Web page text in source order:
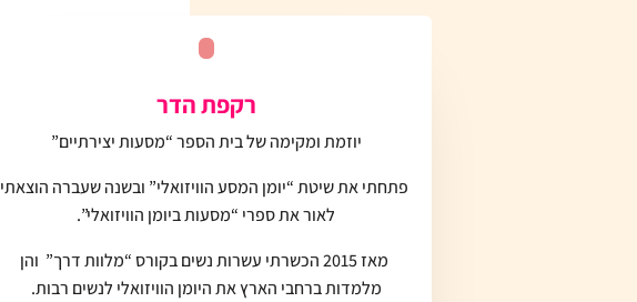
רקפת הדר
יוזמת ומקימה של בית הספר “מסעות יצירתיים”
פתחתי את שיטת “יומן המסע הוויזואלי” ובשנה שעברה הוצאתי
לאור את ספרי “מסעות ביומן הוויזואלי”.
מאז 2015 הכשרתי עשרות נשים בקורס “מלוות דרך” והן
מלמדות ברחבי הארץ את היומן הוויזואלי לנשים רבות.